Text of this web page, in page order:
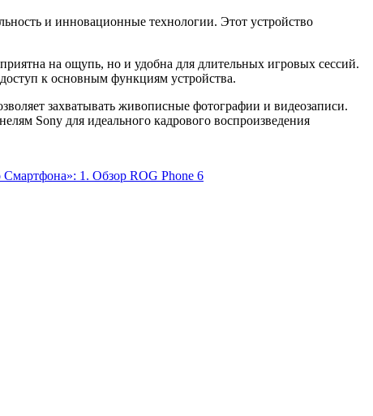
и инновационные технологии. Этот устройство
на ощупь, но и удобна для длительных игровых сессий.
к основным функциям устройства.
захватывать живописные фотографии и видеозаписи.
Sony для идеального кадрового воспроизведения
1. Обзор ROG Phone 6